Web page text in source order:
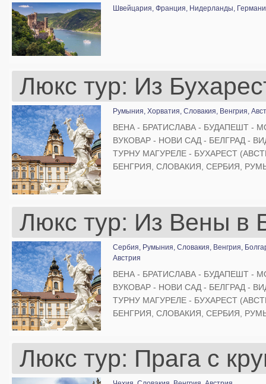
Швейцария, Франция, Нидерланды,
Люкс тур: Из
Румыния, Хорватия, Словакия, Венгрия,
ВЕНА - БРАТИСЛАВА - БУДАПЕШТ -
ВУКОВАР - НОВИ САД - БЕЛГРАД -
ТУРНУ МАГУРЕЛЕ - БУХАРЕСТ
БЕНГРИЯ, СЛОВАКИЯ, СЕРБИЯ,
Люкс тур: Из Вены в
Сербия, Румыния, Словакия, Венгрия,
Австрия
ВЕНА - БРАТИСЛАВА - БУДАПЕШТ -
ВУКОВАР - НОВИ САД - БЕЛГРАД -
ТУРНУ МАГУРЕЛЕ - БУХАРЕСТ
БЕНГРИЯ, СЛОВАКИЯ, СЕРБИЯ,
Люкс тур: Прага с